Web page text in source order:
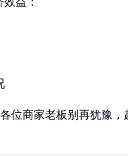
位商家老板别再犹豫，